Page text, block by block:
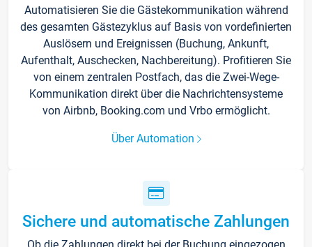
Automatisieren Sie die Gästekommunikation während
des gesamten Gästezyklus auf Basis von vordefinierten
Auslösern und Ereignissen (Buchung, Ankunft,
Aufenthalt, Auschecken, Nachbereitung). Profitieren Sie
von einem zentralen Postfach, das die Zwei-Wege-
Kommunikation direkt über die Nachrichtensysteme
von Airbnb, Booking.com und Vrbo ermöglicht.
Über Automation
Sichere und automatische Zahlungen